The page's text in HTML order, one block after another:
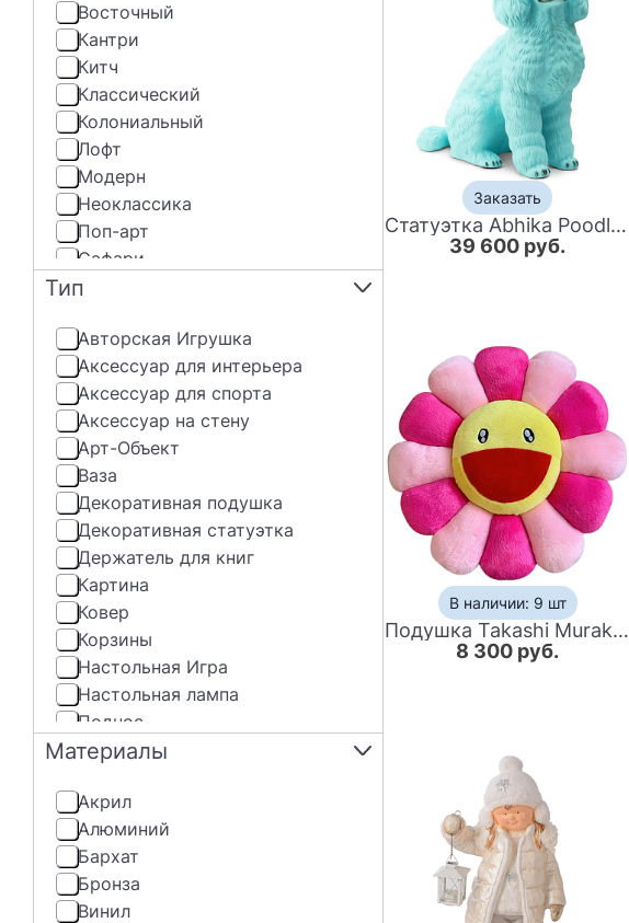
Восточный
Кантри
Китч
Классический
Колониальный
Лофт
Модерн
Неоклассика
Поп-арт
Сафари
Средиземноморский
Сюрреализм
Шебби-Шик
Эклектика
Тип
Авторская Игрушка
Аксессуар для интерьера
Аксессуар для спорта
Аксессуар на стену
Арт-Объект
Ваза
Декоративная подушка
Декоративная статуэтка
Держатель для книг
Картина
Ковер
Корзины
Настольная Игра
Настольная лампа
Поднос
Постер
Стул
Шкатулка
Материалы
Акрил
Алюминий
Бархат
Бронза
Винил
Заказать
Статуэтка Abhika Poodle Bisc. Turquoise
39 600 руб.
В наличии: 9 шт
Подушка Takashi Murakami Pink
8 300 руб.